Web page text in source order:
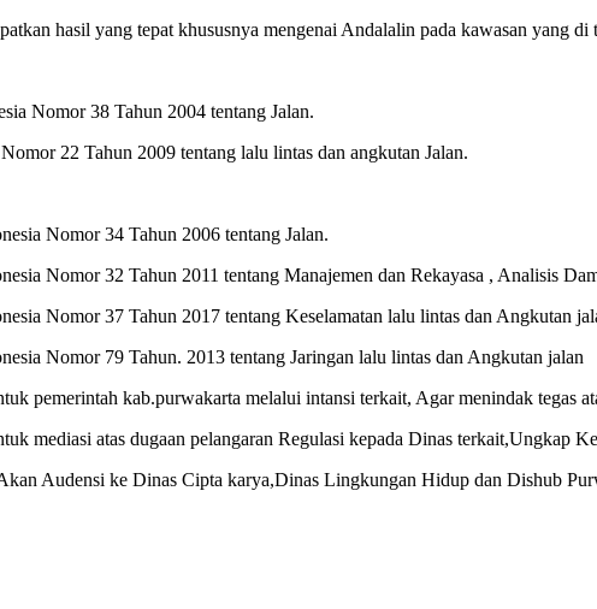
hasil yang tepat khususnya mengenai Andalalin pada kawasan yang
Nomor 38 Tahun 2004 tentang Jalan.
22 Tahun 2009 tentang lalu lintas dan angkutan Jalan.
Nomor 34 Tahun 2006 tentang Jalan.
Nomor 32 Tahun 2011 tentang Manajemen dan Rekayasa , Analisis
Nomor 37 Tahun 2017 tentang Keselamatan lalu lintas dan Angkutan
Nomor 79 Tahun. 2013 tentang Jaringan lalu lintas dan Angkutan jalan
pemerintah kab.purwakarta melalui intansi terkait, Agar menindak tegas
mediasi atas dugaan pelangaran Regulasi kepada Dinas terkait,Ungkap
Audensi ke Dinas Cipta karya,Dinas Lingkungan Hidup dan Dishub